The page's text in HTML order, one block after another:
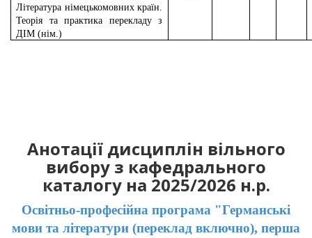
Література німецькомовних країн.
Теорія та практика перекладу з
ДІМ (нім.)
Анотації дисциплін вільного
вибору з кафедрального
каталогу на 2025/2026 н.р.
Освітньо-професійна програма "Германські
мови та літератури (переклад включно), перша